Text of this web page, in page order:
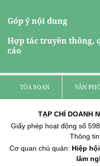
Góp ý nội dung
Hợp tác truyền thông,
cáo
TÒA SOẠN VĂN
TẠP CHÍ DOANH
Giấy phép hoạt động số
Thông
Cơ quan chủ quản: Hiệp
lâm